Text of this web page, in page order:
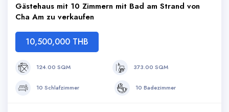
Gästehaus mit 10 Zimmern mit Bad am Strand von
Cha Am zu verkaufen
10,500,000 THB
124.00 SQM 373.00 SQM
10 Schlafzimmer 10 Badezimmer